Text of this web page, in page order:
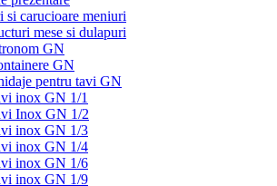
si carucioare meniuri
mese si dulapuri
GN
GN
pentru tavi GN
inox GN 1/1
Inox GN 1/2
inox GN 1/3
inox GN 1/4
inox GN 1/6
inox GN 1/9